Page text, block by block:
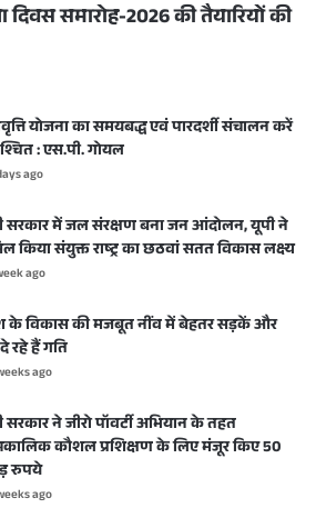
समारोह-2026 की तैयारियों की
योजना का समयबद्ध एवं पारदर्शी संचालन करें
: एस.पी. गोयल
ago
सरकार में जल संरक्षण बना जन आंदोलन, यूपी ने
किया संयुक्त राष्ट्र का छठवां सतत विकास लक्ष्य
ago
के विकास की मजबूत नींव में बेहतर सड़कें और
रहे हैं गति
ago
सरकार ने जीरो पॉवर्टी अभियान के तहत
कौशल प्रशिक्षण के लिए मंजूर किए 50
रुपये
ago